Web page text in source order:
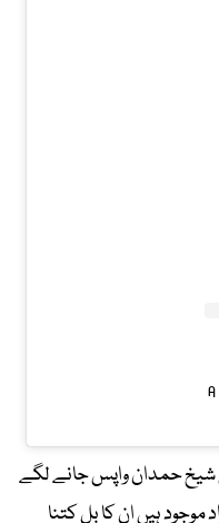
شیخ حمدان واپس جانے لگے
ہیں ان کا بل کتنا